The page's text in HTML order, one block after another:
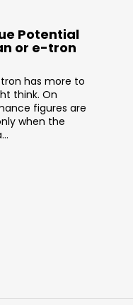
Potential
or e-tron
has more to
think. On
figures are
when the